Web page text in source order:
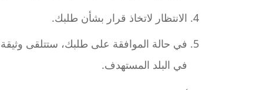
الانتظار لاتخاذ قرار بشأن طلبك.
في حالة الموافقة على طلبك، ستتلقى
في البلد المستهدف.